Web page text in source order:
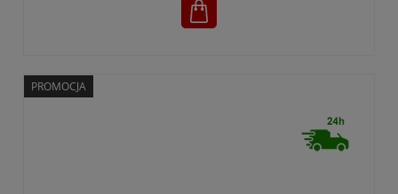
PROMOCJA